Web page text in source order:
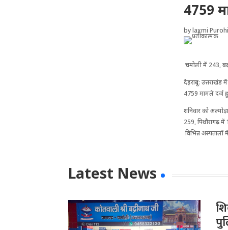
4759
bylaxmi
चमोली में 243,
देहरादून:
4759 मामले दर्ज
शनिवार को
259, पिथौरागढ़ में
विभिन्न अस्पतालों
Latest News